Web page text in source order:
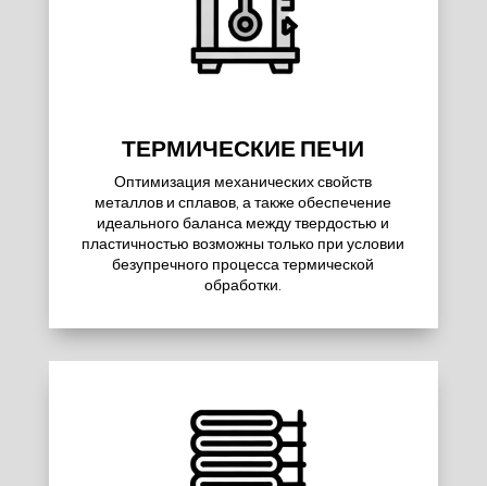
ТЕРМИЧЕСКИЕ ПЕЧИ
Оптимизация механических свойств
металлов и сплавов, а также обеспечение
идеального баланса между твердостью и
пластичностью возможны только при условии
безупречного процесса термической
обработки.